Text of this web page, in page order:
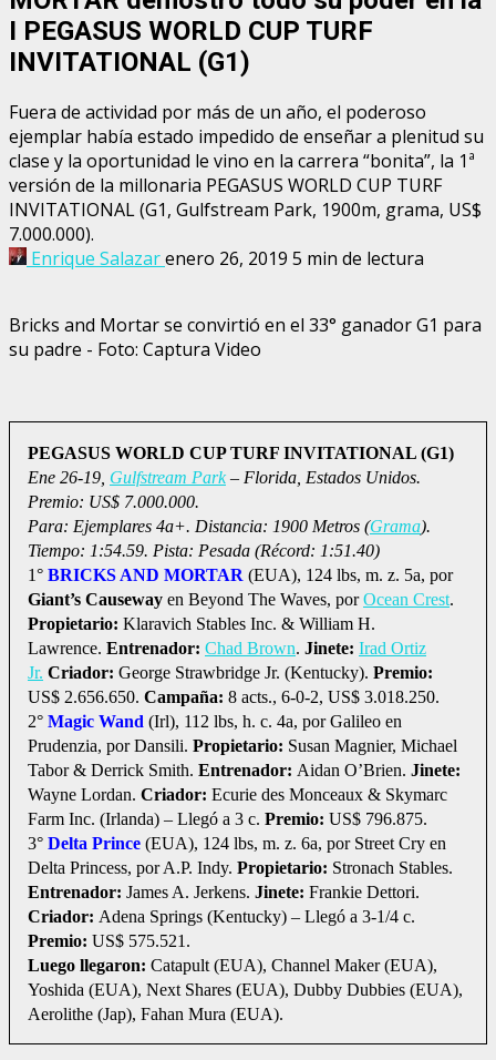
I PEGASUS WORLD CUP TURF
INVITATIONAL (G1)
Fuera de actividad por más de un año, el poderoso
ejemplar había estado impedido de enseñar a plenitud su
clase y la oportunidad le vino en la carrera “bonita”, la 1ª
versión de la millonaria PEGASUS WORLD CUP TURF
INVITATIONAL (G1, Gulfstream Park, 1900m, grama, US$
7.000.000).
Enrique Salazarenero 26, 2019 5 min de lectura
Bricks and Mortar se convirtió en el 33° ganador G1 para
su padre - Foto: Captura Video
PEGASUS WORLD CUP TURF INVITATIONAL (G1)
Ene 26-19, Gulfstream Park– Florida, Estados Unidos.
Premio: US$ 7.000.000.
Para: Ejemplares 4a+. Distancia: 1900 Metros (Grama).
Tiempo: 1:54.59. Pista: Pesada (Récord: 1:51.40)
1° BRICKS AND MORTAR (EUA), 124 lbs, m. z. 5a, por
Giant’s Causeway en Beyond The Waves, porOcean Crest.
Propietario: Klaravich Stables Inc. & William H.
Lawrence. Entrenador: Chad Brown. Jinete: Irad Ortiz
Jr. Criador: George Strawbridge Jr. (Kentucky). Premio:
US$ 2.656.650. Campaña: 8 acts., 6-0-2, US$ 3.018.250.
2° Magic Wand (Irl), 112 lbs, h. c. 4a, por Galileo en
Prudenzia, por Dansili. Propietario: Susan Magnier, Michael
Tabor & Derrick Smith. Entrenador: Aidan O’Brien. Jinete:
Wayne Lordan. Criador: Ecurie des Monceaux & Skymarc
Farm Inc. (Irlanda) – Llegó a 3 c. Premio: US$ 796.875.
3° Delta Prince (EUA), 124 lbs, m. z. 6a, por Street Cry en
Delta Princess, por A.P. Indy. Propietario: Stronach Stables.
Entrenador: James A. Jerkens. Jinete: Frankie Dettori.
Criador: Adena Springs (Kentucky) – Llegó a 3-1/4 c.
Premio: US$ 575.521.
Luego llegaron: Catapult (EUA), Channel Maker (EUA),
Yoshida (EUA), Next Shares (EUA), Dubby Dubbies (EUA),
Aerolithe (Jap), Fahan Mura (EUA).